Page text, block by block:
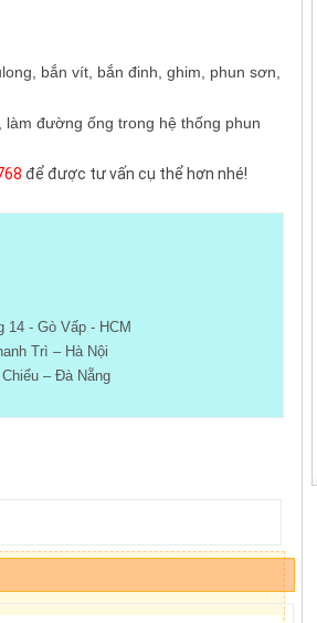
bắn vít, bắn đinh, ghim, phun sơn,
đường ống trong hệ thống phun
để được tư vấn cụ thể hơn nhé!
- Gò Vấp - HCM
Trì – Hà Nội
– Đà Nẵng